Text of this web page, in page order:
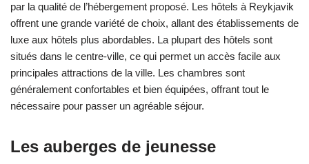
par la qualité de l’hébergement proposé. Les hôtels à Reykjavik
offrent une grande variété de choix, allant des établissements de
luxe aux hôtels plus abordables. La plupart des hôtels sont
situés dans le centre-ville, ce qui permet un accès facile aux
principales attractions de la ville. Les chambres sont
généralement confortables et bien équipées, offrant tout le
nécessaire pour passer un agréable séjour.
Les auberges de jeunesse